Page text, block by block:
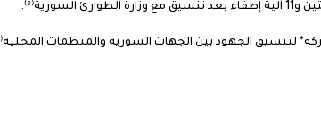
لتنسيق الجهود بين الجهات السورية والمنظمات المحلية⁽⁴⁾.